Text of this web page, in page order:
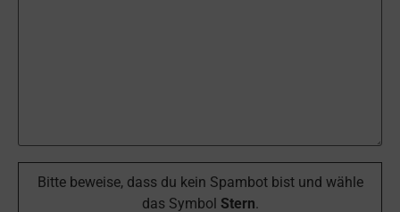
Bitte beweise, dass du kein Spambot bist und wähle
das Symbol Stern.